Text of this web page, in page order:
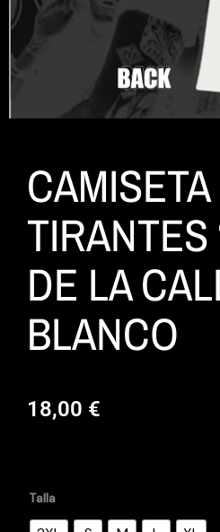
CAMISETA
TIRANTES
DE LA
BLANCO
18,00 €
Talla
“HIJOS
LA